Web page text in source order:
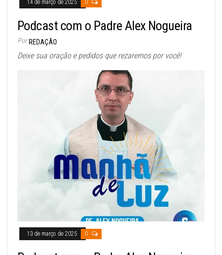
14 de março de 2025 0
Podcast com o Padre Alex Nogueira
Por REDAÇÃO
Deixe sua oração e pedidos que rezaremos por você!
13 de março de 2025 0